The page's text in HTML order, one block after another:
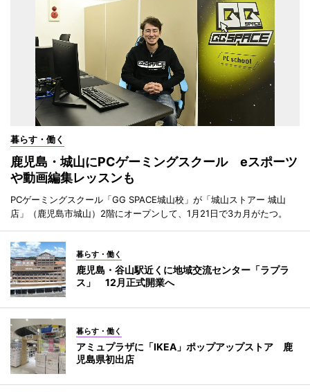
暮らす・働く
鹿児島・城山にPCゲーミングスクール eスポーツ
や動画編集レッスンも
PCゲーミングスクール「GG SPACE城山校」が「城山ストアー 城山
店」（鹿児島市城山）2階にオープンして、1月21日で3カ月がたつ。
暮らす・働く
鹿児島・谷山駅近くに地域交流センター「ラプラ
ス」 12月正式開業へ
暮らす・働く
アミュプラザに「IKEA」ポップアップストア 鹿
児島県初出店